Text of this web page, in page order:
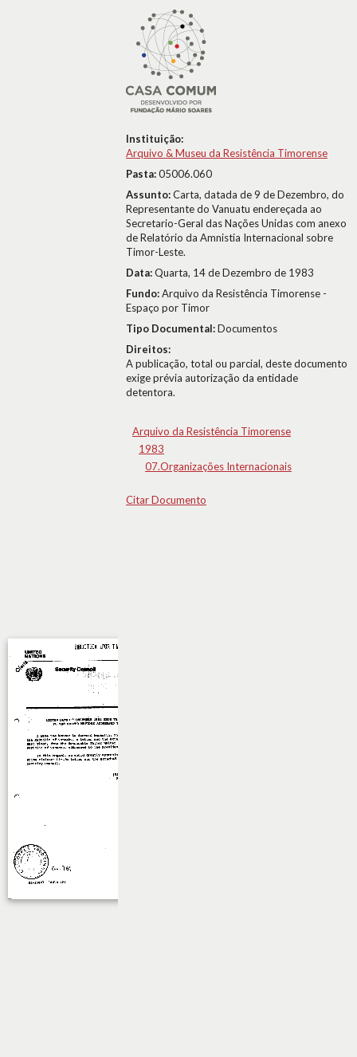
Instituição:
Arquivo & Museu da Resistência Timorense
Pasta:05006.060
Assunto:Carta, datada de 9 de Dezembro, do
Representante do Vanuatu endereçada ao
Secretario-Geral das Nações Unidas com anexo
de Relatório da Amnistia Internacional sobre
Timor-Leste.
Data:Quarta, 14 de Dezembro de 1983
Fundo:Arquivo da Resistência Timorense -
Espaço por Timor
Tipo Documental:Documentos
Direitos:
A publicação, total ou parcial, deste documento
exige prévia autorização da entidade
detentora.
Arquivo da Resistência Timorense
1983
07.Organizações Internacionais
Citar Documento